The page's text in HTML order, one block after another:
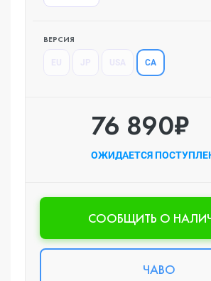
ВЕРСИЯ
CA
76 890₽
ОЖИДАЕТСЯ
CООБЩИТЬ О
ЧАВО